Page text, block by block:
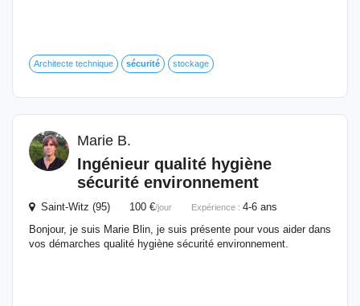
Architecte technique sécurité stockage
Marie B.
Ingénieur qualité hygiène
sécurité environnement
Saint-Witz (95) 100 €/jour Expérience : 4-6 ans
Bonjour, je suis Marie Blin, je suis présente pour vous aider dans
vos démarches qualité hygiène sécurité environnement.